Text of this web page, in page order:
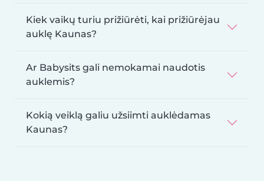
Kiek vaikų turiu prižiūrėti, kai prižiūrėjau
auklę Kaunas?
Ar Babysits gali nemokamai naudotis
auklemis?
Kokią veiklą galiu užsiimti auklėdamas
Kaunas?